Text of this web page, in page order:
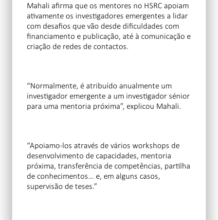
Mahali afirma que os mentores no HSRC apoiam
ativamente os investigadores emergentes a lidar
com desafios que vão desde dificuldades com
financiamento e publicação, até à comunicação e
criação de redes de contactos.
“Normalmente, é atribuído anualmente um
investigador emergente a um investigador sénior
para uma mentoria próxima”, explicou Mahali.
“Apoiamo-los através de vários workshops de
desenvolvimento de capacidades, mentoria
próxima, transferência de competências, partilha
de conhecimentos… e, em alguns casos,
supervisão de teses.”